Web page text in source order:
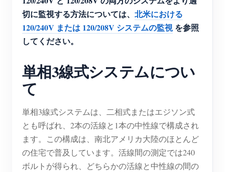
PVランキング
切に監視する方法については、 北米における
120/240V または 120/208V システムの監視を参照
してください。
単相3線式システムについ
て
単相3線式システムは、二相式またはエジソン式
とも呼ばれ、2本の活線と1本の中性線で構成され
ます。この構成は、南北アメリカ大陸のほとんど
の住宅で普及しています。活線間の測定では240
ボルトが得られ、どちらかの活線と中性線の間の